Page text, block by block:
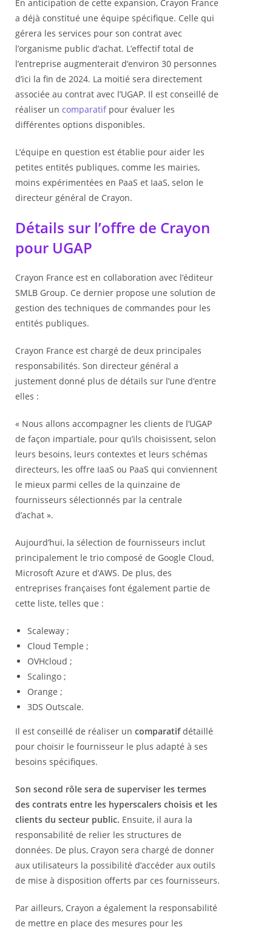
En anticipation de cette expansion, Crayon France
a déjà constitué une équipe spécifique. Celle qui
gérera les services pour son contrat avec
l’organisme public d’achat. L’effectif total de
l’entreprise augmenterait d’environ 30 personnes
d’ici la fin de 2024. La moitié sera directement
associée au contrat avec l’UGAP. Il est conseillé de
réaliser un comparatif pour évaluer les
différentes options disponibles.
L’équipe en question est établie pour aider les
petites entités publiques, comme les mairies,
moins expérimentées en PaaS et IaaS, selon le
directeur général de Crayon.
Détails sur l’offre de Crayon
pour UGAP
Crayon France est en collaboration avec l’éditeur
SMLB Group. Ce dernier propose une solution de
gestion des techniques de commandes pour les
entités publiques.
Crayon France est chargé de deux principales
responsabilités. Son directeur général a
justement donné plus de détails sur l’une d’entre
elles :
« Nous allons accompagner les clients de l’UGAP
de façon impartiale, pour qu’ils choisissent, selon
leurs besoins, leurs contextes et leurs schémas
directeurs, les offre IaaS ou PaaS qui conviennent
le mieux parmi celles de la quinzaine de
fournisseurs sélectionnés par la centrale
d’achat ».
Aujourd’hui, la sélection de fournisseurs inclut
principalement le trio composé de Google Cloud,
Microsoft Azure et d’AWS. De plus, des
entreprises françaises font également partie de
cette liste, telles que :
Scaleway ;
Cloud Temple ;
OVHcloud ;
Scalingo ;
Orange ;
3DS Outscale.
Il est conseillé de réaliser un comparatifdétaillé
pour choisir le fournisseur le plus adapté à ses
besoins spécifiques.
Son second rôle sera de superviser les termes
des contrats entre les hyperscalers choisis et les
clients du secteur public. Ensuite, il aura la
responsabilité de relier les structures de
données. De plus, Crayon sera chargé de donner
aux utilisateurs la possibilité d’accéder aux outils
de mise à disposition offerts par ces fournisseurs.
Par ailleurs, Crayon a également la responsabilité
de mettre en place des mesures pour les